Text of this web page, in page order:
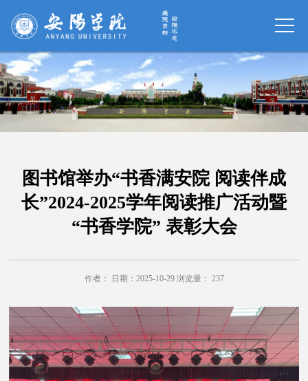
图书馆举办“书香满安院 阅读伴成
长”2024-2025学年阅读推广活动暨
“书香学院” 表彰大会
作者： 日期：2025-10-29 浏览量： 237